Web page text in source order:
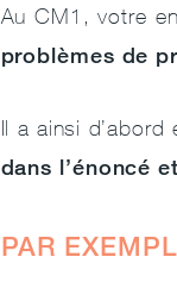
Au CM1, votre
problèmes de
Il a ainsi d’abord
dans l’énoncé
PAR